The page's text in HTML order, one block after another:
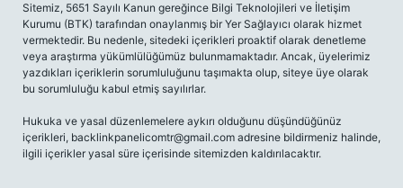
Sitemiz, 5651 Sayılı Kanun gereğince Bilgi Teknolojileri ve İletişim
Kurumu (BTK) tarafından onaylanmış bir Yer Sağlayıcı olarak hizmet
vermektedir. Bu nedenle, sitedeki içerikleri proaktif olarak denetleme
veya araştırma yükümlülüğümüz bulunmamaktadır. Ancak, üyelerimiz
yazdıkları içeriklerin sorumluluğunu taşımakta olup, siteye üye olarak
bu sorumluluğu kabul etmiş sayılırlar.
Hukuka ve yasal düzenlemelere aykırı olduğunu düşündüğünüz
içerikleri, backlinkpanelicomtr@gmail.com adresine bildirmeniz halinde,
ilgili içerikler yasal süre içerisinde sitemizden kaldırılacaktır.